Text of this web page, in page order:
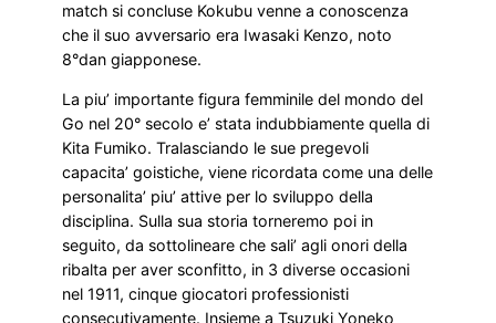
match si concluse Kokubu venne a conoscenza
che il suo avversario era Iwasaki Kenzo, noto
8°dan giapponese.
La piu’ importante figura femminile del mondo del
Go nel 20° secolo e’ stata indubbiamente quella di
Kita Fumiko. Tralasciando le sue pregevoli
capacita’ goistiche, viene ricordata come una delle
personalita’ piu’ attive per lo sviluppo della
disciplina. Sulla sua storia torneremo poi in
seguito, da sottolineare che sali’ agli onori della
ribalta per aver sconfitto, in 3 diverse occasioni
nel 1911, cinque giocatori professionisti
consecutivamente. Insieme a Tsuzuki Yoneko